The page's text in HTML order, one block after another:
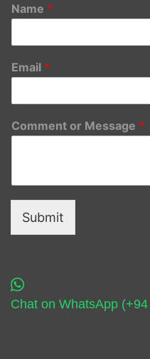
Name *
Email *
Comment or Message *
Submit
Chat on WhatsApp